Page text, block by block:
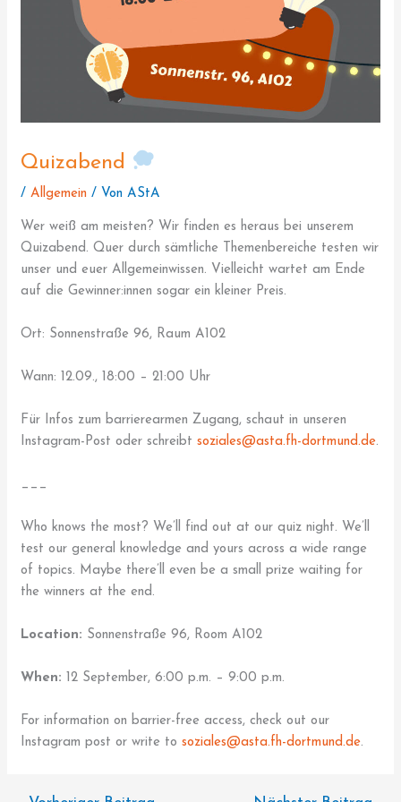
Quizabend
/Allgemein / VonAStA
Wer weiß am meisten? Wir finden es heraus bei unserem
Quizabend. Quer durch sämtliche Themenbereiche testen wir
unser und euer Allgemeinwissen. Vielleicht wartet am Ende
auf die Gewinner:innen sogar ein kleiner Preis.
Ort: Sonnenstraße 96, Raum A102
Wann: 12.09., 18:00 – 21:00 Uhr
Für Infos zum barrierearmen Zugang, schaut in unseren
Instagram-Post oder schreibtsoziales@asta.fh-dortmund.de.
___
Who knows the most? We’ll find out at our quiz night. We’ll
test our general knowledge and yours across a wide range
of topics. Maybe there’ll even be a small prize waiting for
the winners at the end.
Location: Sonnenstraße 96, Room A102
When: 12 September, 6:00 p.m. – 9:00 p.m.
For information on barrier-free access, check out our
Instagram post or write tosoziales@asta.fh-dortmund.de.